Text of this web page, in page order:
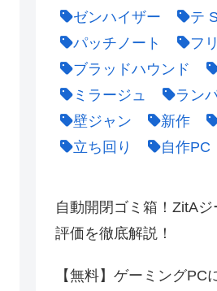
ゼンハイザー
テ
パッチノート
フ
ブラッドハウンド
ミラージュ
ラン
壁ジャン
新作
立ち回り
自作PC
自動開閉ゴミ箱！ZitAジ
評価を徹底解説！
【無料】ゲーミングPC